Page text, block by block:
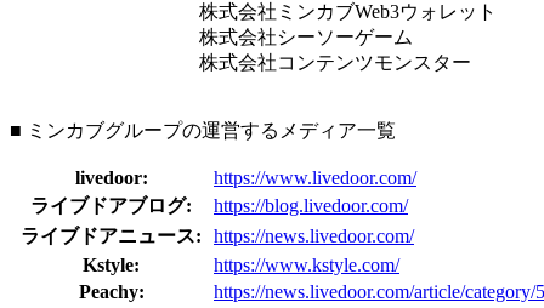
株式会社ミンカブWeb3ウォレット
株式会社シーソーゲーム
株式会社コンテンツモンスター
■ ミンカブグループの運営するメディア一覧
livedoor:
https://www.livedoor.com/
ライブドアブログ:
https://blog.livedoor.com/
ライブドアニュース:
https://news.livedoor.com/
Kstyle:
https://www.kstyle.com/
Peachy:
https://news.livedoor.com/article/category/